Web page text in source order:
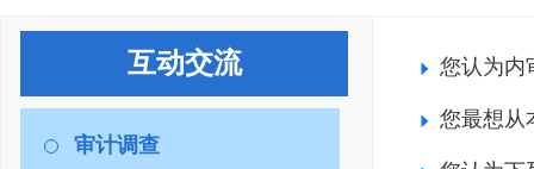
互动交流
审计调查
您认为内
您最想从